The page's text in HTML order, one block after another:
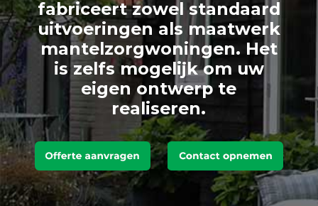
fabriceert zowel standaard
uitvoeringen als maatwerk
mantelzorgwoningen. Het
is zelfs mogelijk om uw
eigen ontwerp te
realiseren.